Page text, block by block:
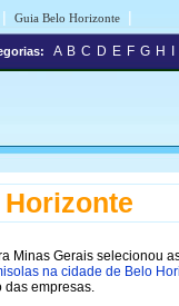
| Guia Belo Horizonte |
A B C D E F G H
Minas Gerais selecionou
na cidade de Belo
empresas.